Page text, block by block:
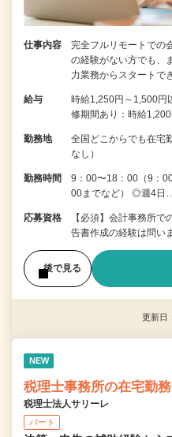
仕事内容
完全フルリモートでの
の経験がない⽅でも、
⼒業務からスタートで
給与
時給1,250円～1,500
修期間あり：時給
勤務地
全国どこからでも在宅
なし）
勤務時間
9：00〜18：00（9：
00までなど） ◎週4日
応募資格
【必須】会計事務所
告書作成の経験は問い
後で見る
更新日
NEW
税理士事務所の在宅勤
税理士法人サリーレ
パート